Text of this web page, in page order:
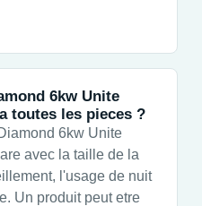
6kw Unite
toutes les pieces ?
6kw Unite
avec la taille de la
l'usage de nuit
Un produit peut etre